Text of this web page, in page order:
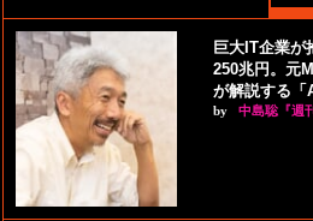
巨大IT企業が
250兆円。元
が解説する「
by 中島聡『週